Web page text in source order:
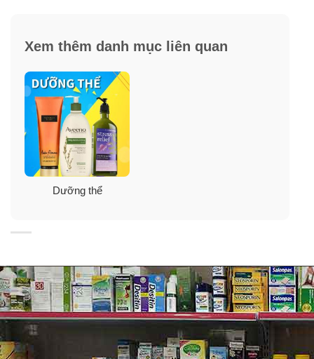
Xem thêm danh mục liên quan
Dưỡng thể